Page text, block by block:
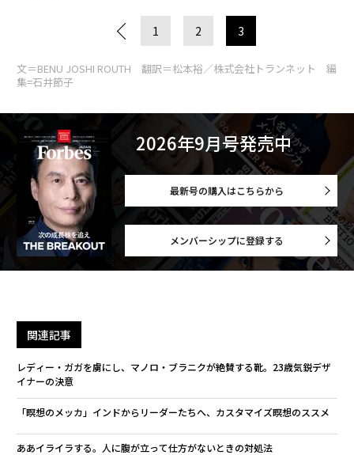
1 2 3
文＝BENU JOSHI ROUTH 翻訳＝松本裕／株式会社トランネット 編
集=石井節子
2026年9月号発売中
最新号の購入はこちらから
メンバーシップに登録する
関連記事
レディー・ガガを虜にし、マノロ・ブラニクが絶賛する靴。23歳気鋭デザ
イナーの決意
「瞑想のメッカ」インドからリーダーたちへ、カスタマイズ瞑想のススメ
ああイライラする。人に腹が立って仕方がないときの対処法